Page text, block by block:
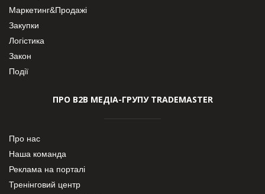
Маркетинг&Продажі
Закупки
Логістика
Закон
Події
ПРО В2В МЕДІА-ГРУПУ TRADEMASTER
Про нас
Наша команда
Реклама на порталі
Тренінговий центр